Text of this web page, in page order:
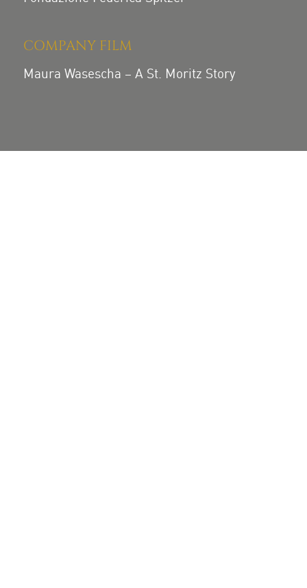
COMPANY FILM
Maura Wasescha – A St. Moritz Story